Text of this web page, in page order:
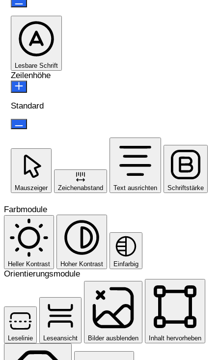
Lesbare Schrift
Zeilenhöhe
Standard
Mauszeiger Zeichenabstand Text ausrichten Schriftstärke
Farbmodule
Heller Kontrast Hoher Kontrast Einfarbig
Orientierungsmodule
Leselinie Leseansicht Bilder ausblenden Inhalt hervorheben